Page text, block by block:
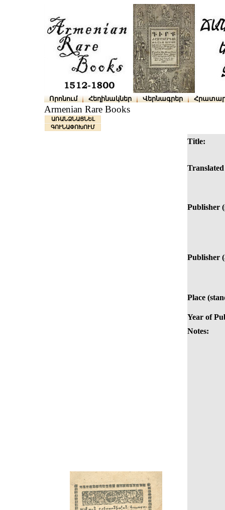
Որոնում Հեղինակներ Վերնագրեր
Armenian Rare Books
ԱՌԱՆՁՆԱՑՆԵԼ
ԳՈՒՆԱՓՈԽՈՒՄ
Title:
Publisher
Publisher
Place
Year of
Notes: